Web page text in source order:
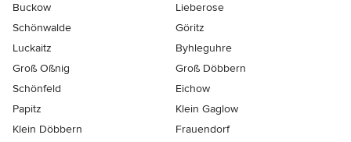
Buckow
Lieberose
Schönwalde
Göritz
Luckaitz
Byhleguhre
Groß Oßnig
Groß Döbbern
Schönfeld
Eichow
Papitz
Klein Gaglow
Klein Döbbern
Frauendorf